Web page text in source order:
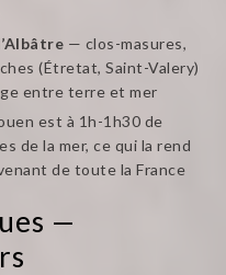
— clos-masures,
(Étretat, Saint-Valery)
entre terre et mer
est à 1h-1h30 de
de la mer, ce qui la rend
de toute la France
—